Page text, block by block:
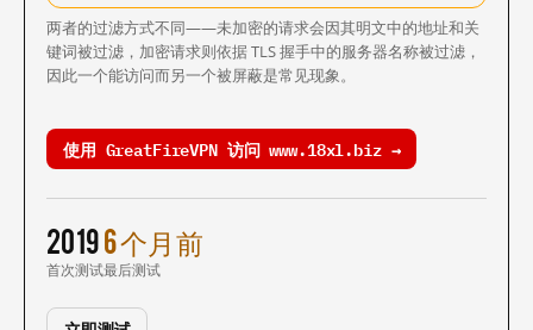
两者的过滤方式不同——未加密的请求会因其明文中的地址和关
键词被过滤，加密请求则依据 TLS 握手中的服务器名称被过滤，
因此一个能访问而另一个被屏蔽是常见现象。
使用 GreatFireVPN 访问 www.18xl.biz →
2019
首次测试
6 个月前
最后测试